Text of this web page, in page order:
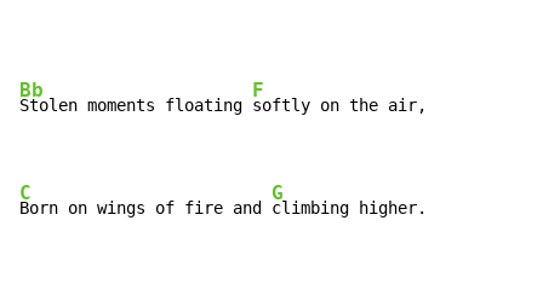
Bb
Stolen moments floating
F
softly on the air,
C
Born on wings of fire and
G
climbing higher.